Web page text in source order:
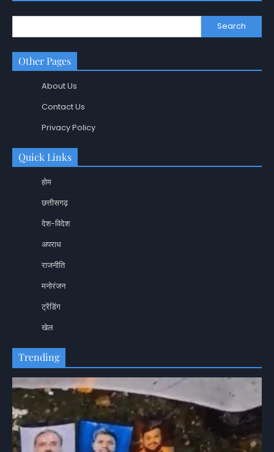
Search
Other Pages
About Us
Contact Us
Privacy Policy
Quick Links
होम
छत्तीसगढ़
देश-विदेश
अपराध
राजनीति
मनोरंजन
ट्रेंडिंग
खेल
Trending